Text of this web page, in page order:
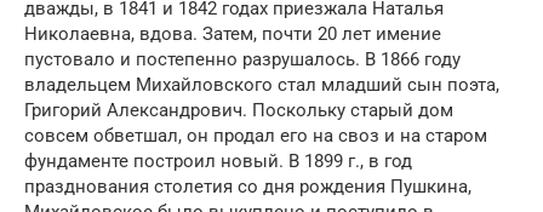
дважды, в 1841 и 1842 годах приезжала Наталья
Николаевна, вдова. Затем, почти 20 лет имение
пустовало и постепенно разрушалось. В 1866 году
владельцем Михайловского стал младший сын поэта,
Григорий Александрович. Поскольку старый дом
совсем обветшал, он продал его на своз и на старом
фундаменте построил новый. В 1899 г., в год
празднования столетия со дня рождения Пушкина,